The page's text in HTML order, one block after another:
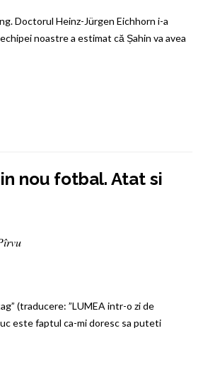
Doctorul Heinz-Jürgen Eichhorn i-a
noastre a estimat că Șahin va avea
nou fotbal. Atat si
(traducere: ”LUMEA intr-o zi de
este faptul ca-mi doresc sa puteti